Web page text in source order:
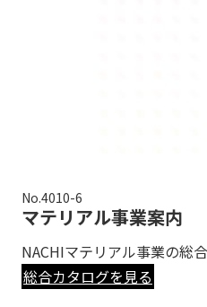
No.4010-6
マテリアル事業案内
NACHIマテリアル事業の総合
総合カタログを見る